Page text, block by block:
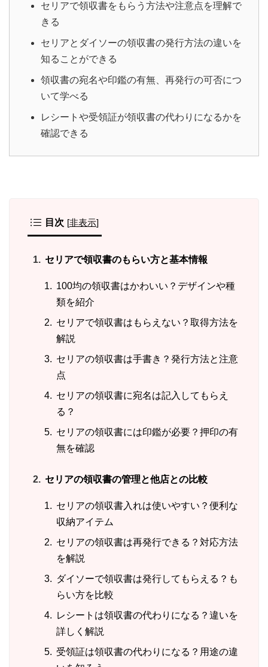
セリアで領収書をもらう方法や注意点を理解で
きる
セリアとダイソーの領収書の発行方法の違いを
知ることができる
領収書の宛名や印鑑の有無、再発行の可否につ
いて学べる
レシートや受領証が領収書の代わりになるかを
確認できる
目次 [非表示]
セリアで領収書のもらい方と基本情報
100均の領収書はかわいい？デザインや種
類を紹介
セリアで領収書はもらえない？取得方法を
解説
セリアの領収書は手書き？発行方法と注意
点
セリアの領収書に宛名は記入してもらえ
る？
セリアの領収書には印鑑が必要？押印の有
無を確認
セリアの領収書の管理と他店との比較
セリアの領収書入れは使いやすい？便利な
収納アイテム
セリアの領収書は再発行できる？対応方法
を解説
ダイソーで領収書は発行してもらえる？も
らい方を比較
レシートは領収書の代わりになる？違いを
詳しく解説
受領証は領収書の代わりになる？用途の違